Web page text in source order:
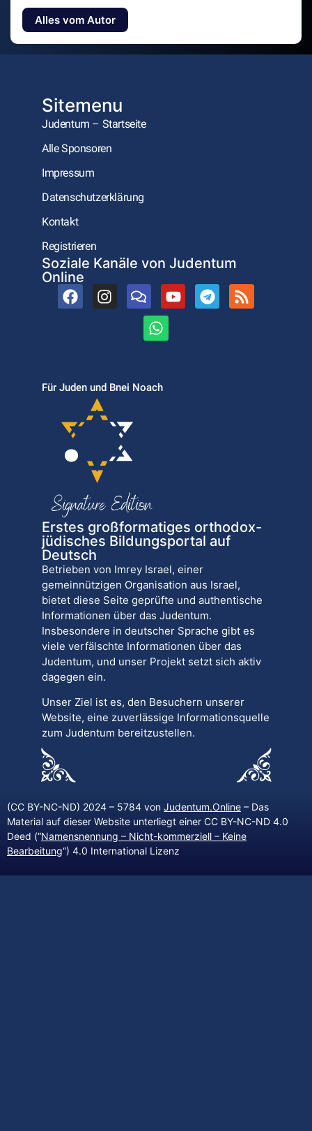
Alles vom Autor
Sitemenu
Judentum – Startseite
Alle Sponsoren
Impressum
Datenschutzerklärung
Kontakt
Registrieren
Soziale Kanäle von Judentum
Online
Für Juden und Bnei Noach
Erstes großformatiges orthodox-
jüdisches Bildungsportal auf
Deutsch
Betrieben von Imrey Israel, einer
gemeinnützigen Organisation aus Israel,
bietet diese Seite geprüfte und authentische
Informationen über das Judentum.
Insbesondere in deutscher Sprache gibt es
viele verfälschte Informationen über das
Judentum, und unser Projekt setzt sich aktiv
dagegen ein.
Unser Ziel ist es, den Besuchern unserer
Website, eine zuverlässige Informationsquelle
zum Judentum bereitzustellen.
(CC BY-NC-ND) 2024 – 5784 von Judentum.Online – Das
Material auf dieser Website unterliegt einer CC BY-NC-ND 4.0
Deed (“Namensnennung – Nicht-kommerziell – Keine
Bearbeitung“) 4.0 International Lizenz